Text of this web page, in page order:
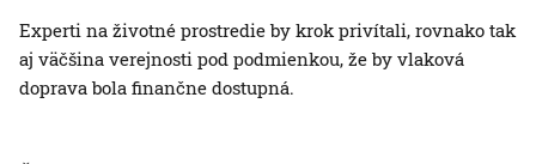
Experti na životné prostredie by krok privítali, rovnako tak
aj väčšina verejnosti pod podmienkou, že by vlaková
doprava bola finančne dostupná.